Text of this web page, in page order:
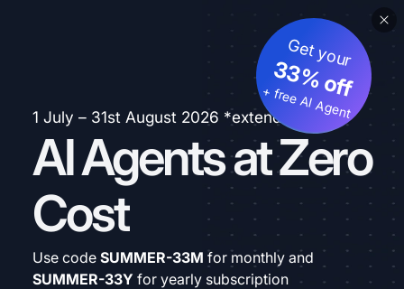
1 July – 31st August 2026 *extended
AI Agents at Zero
Cost
Get your
33% off
+ free AI Agent
Use code SUMMER-33M for monthly and
SUMMER-33Y for yearly subscription